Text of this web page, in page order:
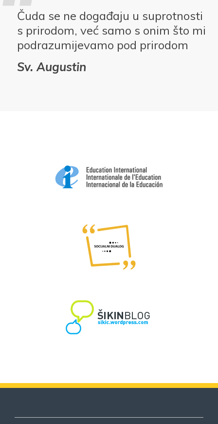
Čuda se ne događaju u suprotnosti
s prirodom, već samo s onim što mi
podrazumijevamo pod prirodom
Sv. Augustin